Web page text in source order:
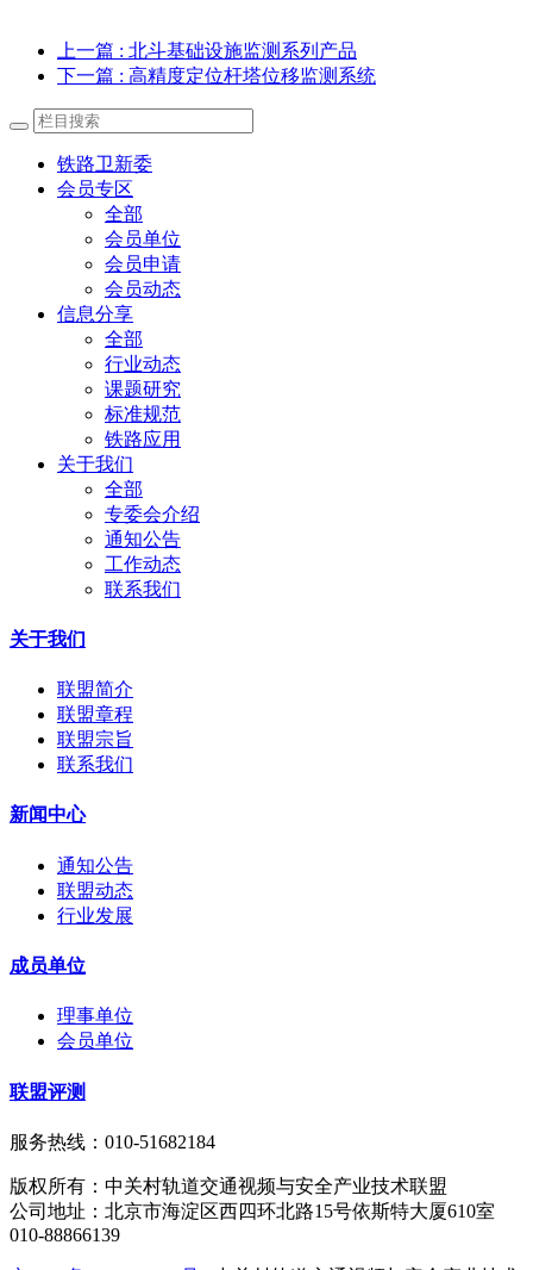
上一篇 : 北斗基础设施监测系列产品
下一篇 : 高精度定位杆塔位移监测系统
铁路卫新委
会员专区
全部
会员单位
会员申请
会员动态
信息分享
全部
行业动态
课题研究
标准规范
铁路应用
关于我们
全部
专委会介绍
通知公告
工作动态
联系我们
关于我们
联盟简介
联盟章程
联盟宗旨
联系我们
新闻中心
通知公告
联盟动态
行业发展
成员单位
理事单位
会员单位
联盟评测
服务热线：010-51682184
版权所有：中关村轨道交通视频与安全产业技术联盟
公司地址：北京市海淀区西四环北路15号依斯特大厦610室
010-88866139